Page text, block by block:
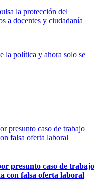
la protección del
a docentes y ciudadanía
la política y ahora solo se
presunto caso de trabajo
con falsa oferta laboral